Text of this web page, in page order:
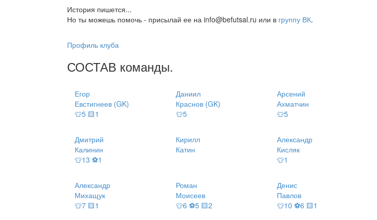
История пишется...
Но ты можешь помочь - присылай ее на info@befutsal.ru или в группу ВК.
Профиль клуба
СОСТАВ команды.
Егор
Евстигнеев (GK)
👕5 🟨1
Даниил
Краснов (GK)
👕5
Арсений
Ахматчин
👕5
Дмитрий
Калинин
👕13 ⚽1
Кирилл
Катин
Александр
Кисляк
👕1
Александр
Михащук
👕7 🟨1
Роман
Моисеев
👕6 ⚽5 🟨2
Денис
Павлов
👕10 ⚽6 🟨1